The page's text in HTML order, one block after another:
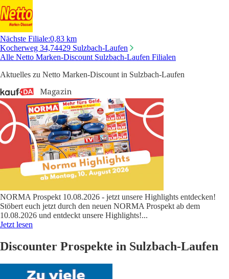
Nächste Filiale:0,83 km
Kocherweg 34,74429 Sulzbach-Laufen
Alle Netto Marken-Discount Sulzbach-Laufen Filialen
Aktuelles zu Netto Marken-Discount in Sulzbach-Laufen
NORMA Prospekt 10.08.2026 - jetzt unsere Highlights entdecken!
Stöbert euch jetzt durch den neuen NORMA Prospekt ab dem
10.08.2026 und entdeckt unsere Highlights!...
Jetzt lesen
Discounter Prospekte in Sulzbach-Laufen